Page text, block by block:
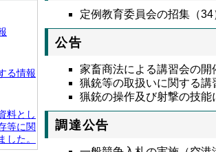
る情報
料とし
等に関
した。
定例教育委員会の招集（34
公告
家畜商法による講習会の開
猟銃等の取扱いに関する講
猟銃の操作及び射撃の技能
調達公告